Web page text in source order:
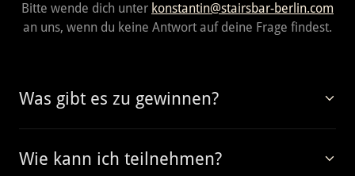
Bitte wende dich unter konstantin@stairsbar-berlin.com
an uns, wenn du keine Antwort auf deine Frage findest.
Was gibt es zu gewinnen?
Wie kann ich teilnehmen?